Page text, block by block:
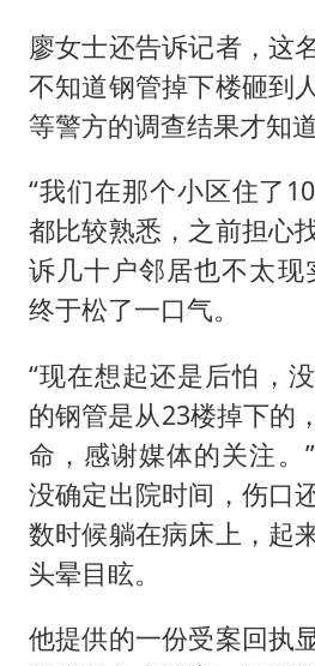
廖女士还告诉记者，这
不知道钢管掉下楼砸到
等警方的调查结果才知道
“我们在那个小区住了
都比较熟悉，之前担心
诉几十户邻居也不太现
终于松了一口气。
“现在想起还是后怕，
的钢管是从23楼掉下的
命，感谢媒体的关注。
没确定出院时间，伤口
数时候躺在病床上，起
头晕目眩。
他提供的一份受案回执